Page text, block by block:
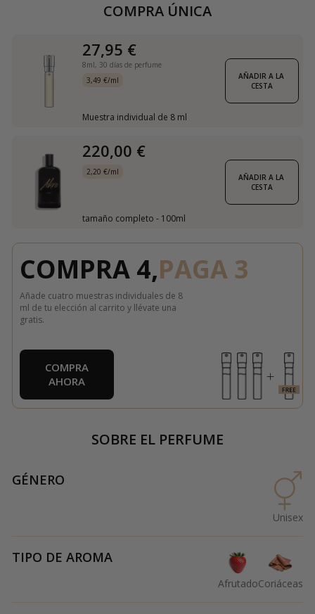
COMPRA ÚNICA
27,95 €
8ml, 30 días de perfume
3,49 €/ml
Muestra individual de 8 ml
AÑADIR A LA
CESTA
220,00 €
2,20 €/ml
tamaño completo - 100ml
AÑADIR A LA
CESTA
COMPRA 4,PAGA 3
Añade cuatro muestras individuales de 8
ml de tu elección al carrito y llévate una
gratis.
COMPRA
AHORA
SOBRE EL PERFUME
GÉNERO
Unisex
TIPO DE AROMA
AfrutadoCoriáceas